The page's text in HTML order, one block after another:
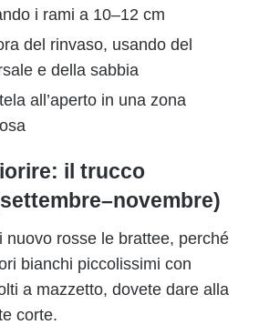
i rami a 10–12 cm
del rinvaso, usando del
e della sabbia
all’aperto in una zona
il trucco
nuovo rosse le brattee, perché
bianchi piccolissimi con
a mazzetto, dovete dare alla
corte.